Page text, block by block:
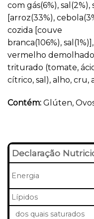
com gás(6%), sal(2%),
[arroz(33%),
cozida [couve
branca(106%),
vermelho
triturado (tomate,
cítrico, sal), alho, cru,
Contém: Glúten,
Declaração
Energia
Lípidos
dos quais saturados